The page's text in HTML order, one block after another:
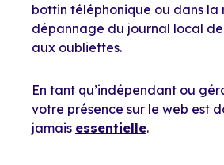
bottin téléphonique ou dans la
dépannage du journal local
aux oubliettes.
En tant qu’indépendant ou
votre présence sur le web est
jamais essentielle.